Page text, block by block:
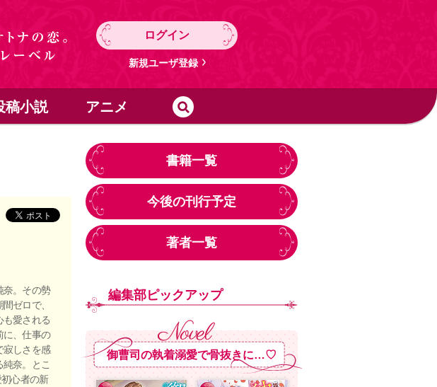
ログイン
新規ユーザ登録
稿小説 アニメ
奈。その勢
ゼロで、
も愛される
に、仕事の
しさを感
奈。とこ
心者の新
書籍一覧
今後の刊行予定
著者一覧
編集部ピックアップ
御曹司の執着溺愛で骨抜きに…♡